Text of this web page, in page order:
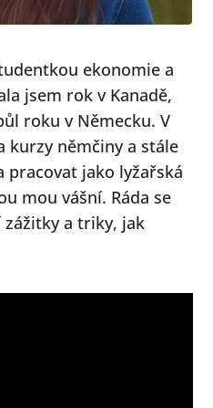
ekonomie a
jsem rok v Kanadě,
roku v Německu. V
kurzy němčiny a stále
pracovat jako lyžařská
mou vášní. Ráda se
a triky, jak